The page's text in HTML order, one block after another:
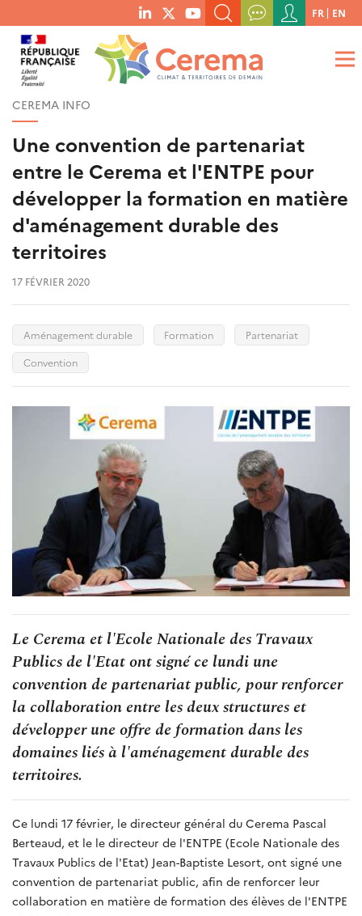
menu
social
links
RECHERCHER UN MOT-CLÉ, UNE PUBLICATION, ETC.
QUE RECHERCHEZ-VOUS ?
Menu
du
compte
de
FR EN
CEREMA INFO
Une convention de partenariat
entre le Cerema et l'ENTPE pour
développer la formation en matière
d'aménagement durable des
territoires
17 FÉVRIER 2020
Aménagement durable Formation
Partenariat
Convention
Le Cerema et l'Ecole Nationale des Travaux
Publics de l'Etat ont signé ce lundi une
convention de partenariat public, pour renforcer
la collaboration entre les deux structures et
développer une offre de formation dans les
domaines liés à l'aménagement durable des
territoires.
Ce lundi 17 février, le directeur général du Cerema Pascal
Berteaud, et le le directeur de l'ENTPE (Ecole Nationale des
Travaux Publics de l'Etat) Jean-Baptiste Lesort, ont signé une
convention de partenariat public, afin de renforcer leur
collaboration en matière de formation des élèves de l'ENTPE